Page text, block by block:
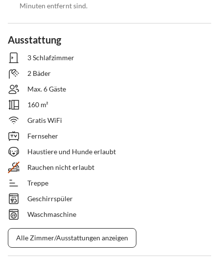
Minuten entfernt sind.
Ausstattung
3 Schlafzimmer
2 Bäder
Max. 6 Gäste
160 m²
Gratis WiFi
Fernseher
Haustiere und Hunde erlaubt
Rauchen nicht erlaubt
Treppe
Geschirrspüler
Waschmaschine
Alle Zimmer/Ausstattungen anzeigen